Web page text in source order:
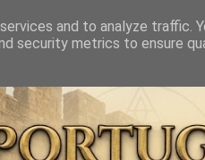
CIÊNCIA DO INVISÍVEL
and to analyze traffic.
security metrics to ensure